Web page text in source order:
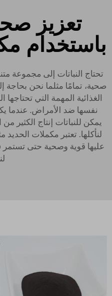
تعزيز
باستخدام
تحتاج النباتات إلى مجموعة
صحية، تمامًا مثلما نحن بحاجة
الغذائية المهمة التي تحتاجها
نفسها ضد الأمراض. عندما
يمكن للنباتات إنتاج الكثير
لنأكلها. تعتبر مكملات الحديد
عليها قوية وصحية حتى تستمر